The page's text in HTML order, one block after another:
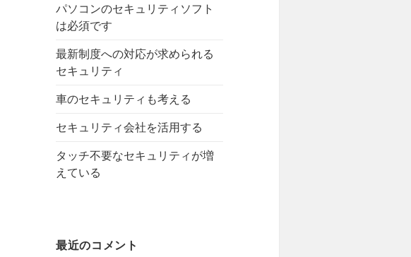
パソコンのセキュリティソフト
は必須です
最新制度への対応が求められる
セキュリティ
車のセキュリティも考える
セキュリティ会社を活用する
タッチ不要なセキュリティが増
えている
最近のコメント